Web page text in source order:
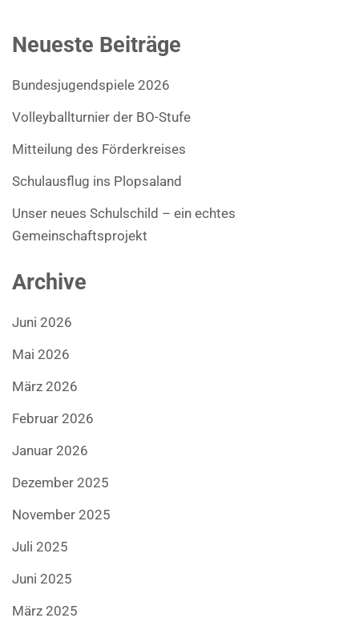
Neueste Beiträge
Bundesjugendspiele 2026
Volleyballturnier der BO-Stufe
Mitteilung des Förderkreises
Schulausflug ins Plopsaland
Unser neues Schulschild – ein echtes
Gemeinschaftsprojekt
Archive
Juni 2026
Mai 2026
März 2026
Februar 2026
Januar 2026
Dezember 2025
November 2025
Juli 2025
Juni 2025
März 2025